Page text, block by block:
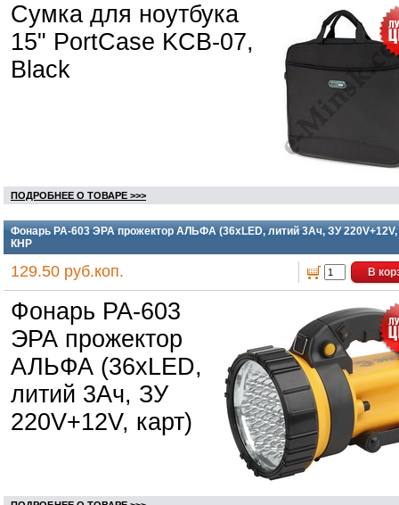
Сумка для ноутбука
15" PortCase KCB-07,
Black
ПОДРОБНЕЕ О ТОВАРЕ >>>
Фонарь PA-603 ЭРА прожектор АЛЬФА (36xLED, литий 3Ач, ЗУ 220V+12V,
КНР
129.50 руб.коп. В
Фонарь PA-603
ЭРА прожектор
АЛЬФА (36xLED,
литий 3Ач, ЗУ
220V+12V, карт)